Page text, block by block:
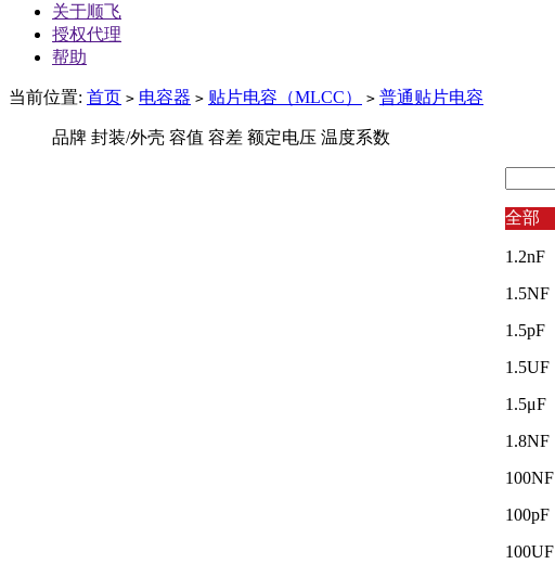
关于顺飞
授权代理
帮助
当前位置: 首页 > 电容器 > 贴片电容（MLCC） > 普通贴片电容
品牌 封装/外壳 容值 容差 额定电压 温度系数
全部
1.2nF
1.5NF
1.5pF
1.5UF
1.5μF
1.8NF
100NF
100pF
100UF